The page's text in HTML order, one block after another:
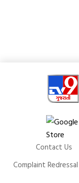
Contact Us
Complaint Redressal